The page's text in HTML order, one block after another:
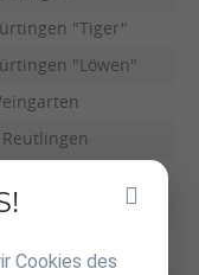
"Tiger"
"Löwen"
Reutlingen
Cookies des